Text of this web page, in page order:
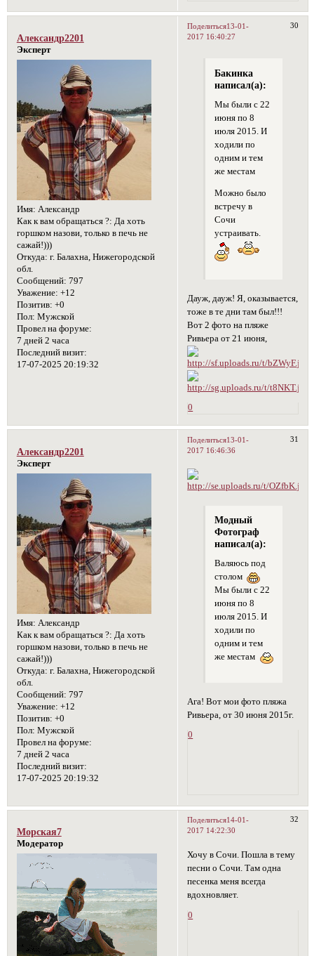
Поделиться 30
13-01-
2017 16:40:27
Александр2201
Эксперт
Имя: Александр
Как к вам обращаться ?: Да хоть
горшком назови, только в печь не
сажай!)))
Откуда: г. Балахна, Нижегородской
обл.
Сообщений: 797
Уважение: +12
Позитив: +0
Пол: Мужской
Провел на форуме:
7 дней 2 часа
Последний визит:
17-07-2025 20:19:32
Бакинка
написал(а):
Мы были с 22
июня по 8
июля 2015. И
ходили по
одним и тем
же местам
Можно было
встречу в
Сочи
устраивать.
Дауж, дауж! Я, оказывается,
тоже в те дни там был!!!
Вот 2 фото на пляже
Ривьера от 21 июня,
0
Поделиться 31
13-01-
2017 16:46:36
Александр2201
Эксперт
Имя: Александр
Как к вам обращаться ?: Да хоть
горшком назови, только в печь не
сажай!)))
Откуда: г. Балахна, Нижегородской
обл.
Сообщений: 797
Уважение: +12
Позитив: +0
Пол: Мужской
Провел на форуме:
7 дней 2 часа
Последний визит:
17-07-2025 20:19:32
Модный
Фотограф
написал(а):
Валяюсь под
столом
Мы были с 22
июня по 8
июля 2015. И
ходили по
одним и тем
же местам
Ага! Вот мои фото пляжа
Ривьера, от 30 июня 2015г.
0
Поделиться 32
14-01-
2017 14:22:30
Морская7
Модератор
Хочу в Сочи. Пошла в тему
песни о Сочи. Там одна
песенка меня всегда
вдохновляет.
0